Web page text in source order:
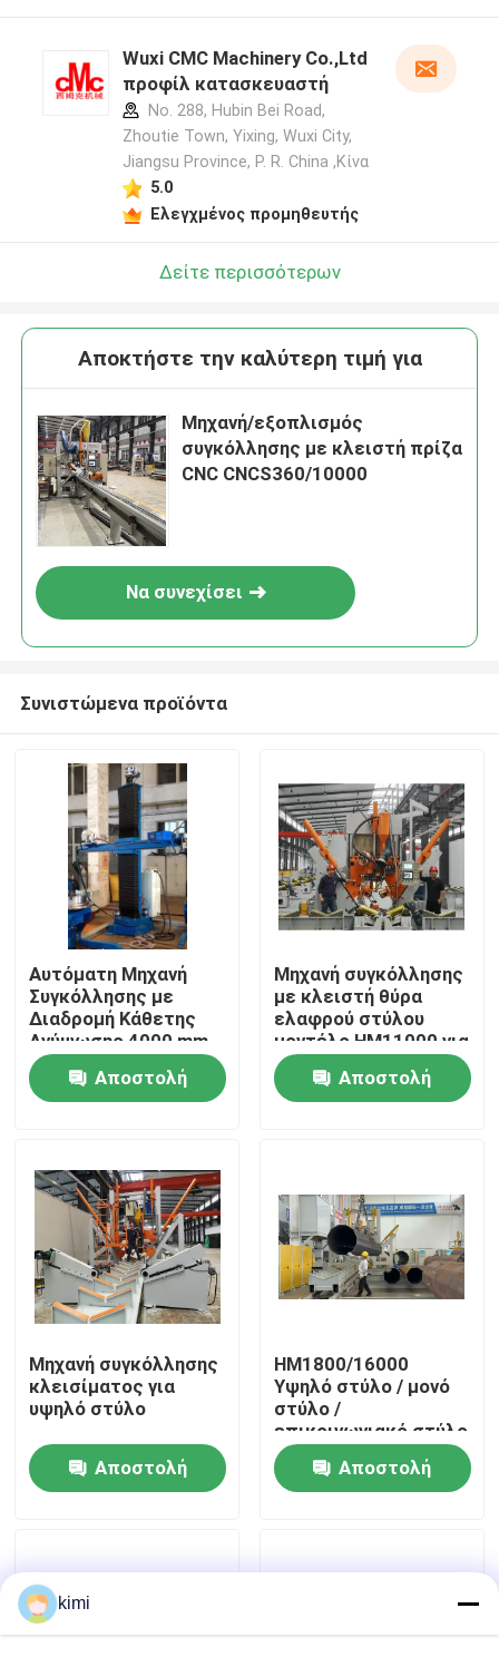
Αρχική
Προϊόντα
Ξενάγηση στο Εργοστάσιο
Ποιοτικός έλεγχος
Επικοινωνήστε μαζί μας
Ζητήστε μια προσφορά
Wuxi CMC Machinery Co.,Ltd
προφίλ κατασκευαστή
No. 288, Hubin Bei Road,
Zhoutie Town, Yixing, Wuxi City,
Jiangsu Province, P. R. China ,Κίνα
5.0
Ελεγχμένος προμηθευτής
Δείτε περισσότερων
Αποκτήστε την καλύτερη τιμή για
Μηχανή/εξοπλισμός
συγκόλλησης με κλειστή πρίζα
CNC CNCS360/10000
Να συνεχίσει
Συνιστώμενα προϊόντα
Αυτόματη Μηχανή
Συγκόλλησης με
Διαδρομή Κάθετης
Ανύψωσης 4000 mm
και Εφαρμόσιμη
Διάμετρο 700-4000
Φ mm για Συγκόλληση
Αποστολή
Μηχανή συγκόλλησης
με κλειστή θύρα
ελαφρού στύλου
μοντέλο HM11000 για
υψηλό στύλο και
μονοστάτηΑποστολή
Μηχανή συγκόλλησης
κλεισίματος για
υψηλό στύλο
Αποστολή
HM1800/16000
Υψηλό στύλο / μονό
στύλο /
επικοινωνιακό στύλο
Αποστολή
kimi